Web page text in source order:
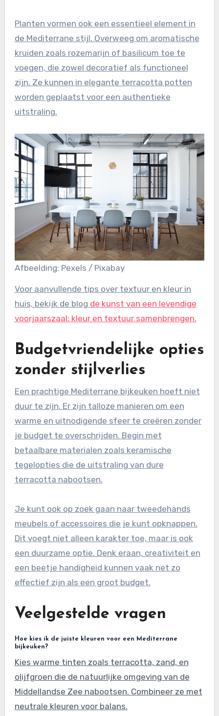
Planten vormen ook een essentieel element in
de Mediterrane stijl. Overweeg om aromatische
kruiden zoals rozemarijn of basilicum toe te
voegen, die zowel decoratief als functioneel
zijn. Ze kunnen in elegante terracotta potten
worden geplaatst voor een authentieke
uitstraling.
Afbeelding: Pexels / Pixabay
Voor aanvullende tips over textuur en kleur in
huis, bekijk de blog de kunst van een levendige
voorjaarszaal: kleur en textuur samenbrengen.
Budgetvriendelijke opties
zonder stijlverlies
Een prachtige Mediterrane bijkeuken hoeft niet
duur te zijn. Er zijn talloze manieren om een
warme en uitnodigende sfeer te creëren zonder
je budget te overschrijden. Begin met
betaalbare materialen zoals keramische
tegelopties die de uitstraling van dure
terracotta nabootsen.
Je kunt ook op zoek gaan naar tweedehands
meubels of accessoires die je kunt opknappen.
Dit voegt niet alleen karakter toe, maar is ook
een duurzame optie. Denk eraan, creativiteit en
een beetje handigheid kunnen vaak net zo
effectief zijn als een groot budget.
Veelgestelde vragen
Hoe kies ik de juiste kleuren voor een Mediterrane
bijkeuken?
Kies warme tinten zoals terracotta, zand, en
olijfgroen die de natuurlijke omgeving van de
Middellandse Zee nabootsen. Combineer ze met
neutrale kleuren voor balans.